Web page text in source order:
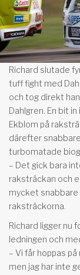
Richard slutade
tuff fight med
och tog direkt
Dahlgren. En bit
Ekblom på
därefter
turbomatade
– Det gick bara
raksträckan och
mycket snabbare
raksträckorna.
Richard ligger nu
ledningen och
– Vi får hoppas
men jag har inte